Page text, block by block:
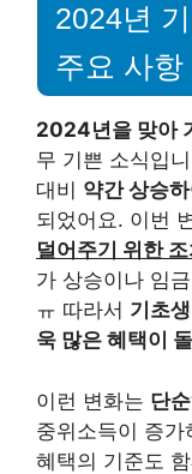
2024년
주요 사항
2024년을 맞아
무 기쁜 소식입
대비 약간 상승하
되었어요. 이번
덜어주기 위한 조
가 상승이나 임
ㅠ 따라서 기초
욱 많은 혜택이
이런 변화는 단
중위소득이 증
혜택의 기준도